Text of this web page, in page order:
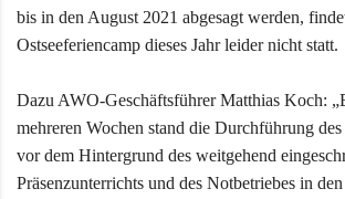
bis in den August 2021 abgesagt werden,
Ostseeferiencamp dieses Jahr leider nicht statt.
Dazu AWO-Geschäftsführer Matthias Koch:
mehreren Wochen stand die Durchführung des
vor dem Hintergrund des weitgehend
Präsenzunterrichts und des Notbetriebes in